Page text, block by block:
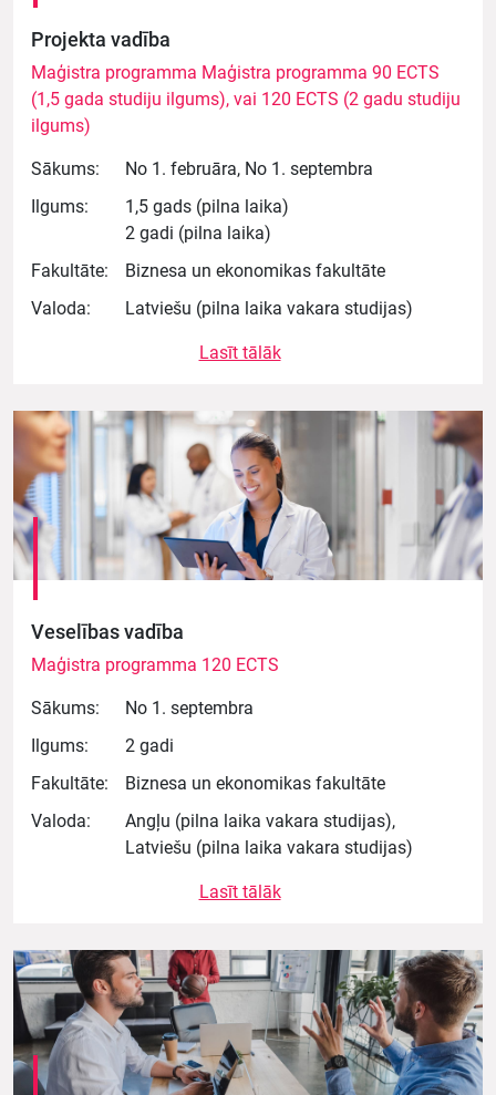
Projekta vadība
Maģistra programma Maģistra programma 90 ECTS
(1,5 gada studiju ilgums), vai 120 ECTS (2 gadu studiju
ilgums)
Sākums:
No 1. februāra, No 1. septembra
Ilgums:
1,5 gads (pilna laika)
2 gadi (pilna laika)
Fakultāte:
Biznesa un ekonomikas fakultāte
Valoda:
Latviešu (pilna laika vakara studijas)
Lasīt tālāk
Veselības vadība
Maģistra programma 120 ECTS
Sākums:
No 1. septembra
Ilgums:
2 gadi
Fakultāte:
Biznesa un ekonomikas fakultāte
Valoda:
Angļu (pilna laika vakara studijas),
Latviešu (pilna laika vakara studijas)
Lasīt tālāk